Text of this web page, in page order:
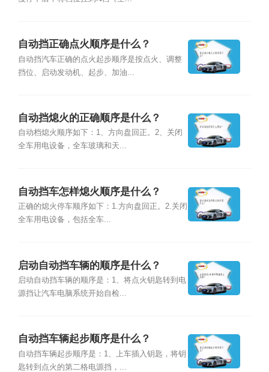
自动挡正确点火顺序是什么？
自动挡汽车正确的点火起步顺序是按点火、调整
挡位、启动发动机、起步、加油...
自动挡熄火的正确顺序是什么？
自动档熄火顺序如下：1、方向盘回正。2、关闭
全车用电设备，全车玻璃和天...
自动挡车怎样熄火顺序是什么？
正确的熄火停车顺序如下：1.方向盘回正。2.关闭
全车用电设备，包括全车...
启动自动挡车辆的顺序是什么？
启动自动挡车辆的顺序是：1、将点火钥匙转到电
源挡让汽车电脑系统开始自检...
自动挡车辆起步顺序是什么？
自动挡车辆起步顺序是：1、上车插入钥匙，将钥
匙转到点火的第二格电源挡，...